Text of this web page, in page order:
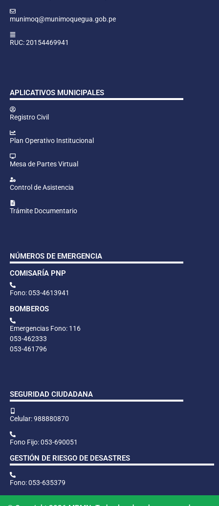
munimoq@munimoquegua.gob.pe
RUC: 20154469941
APLICATIVOS MUNICIPALES
Registro Civil
Plan Operativo Institucional
Mesa de Partes Virtual
Control de Asistencia
Trámite Documentario
NÚMEROS DE EMERGENCIA
COMISARÍA PNP
Fono: 053-4613941
BOMBEROS
Emergencias Fono: 116
053-462333
053-461796
SEGURIDAD CIUDADANA
Celular: 988880870
Fono Fijo: 053-690051
GESTIÓN DE RIESGO DE DESASTRES
Fono: 053-635379